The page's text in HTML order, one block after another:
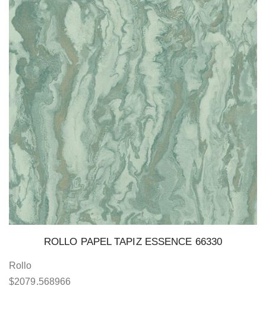
ROLLO PAPEL TAPIZ ESSENCE 66330
Rollo
$2079.568966